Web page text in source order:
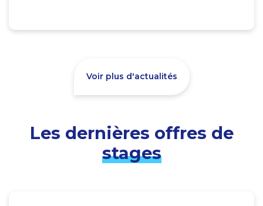
Voir plus d'actualités
Les dernières offres de
stages